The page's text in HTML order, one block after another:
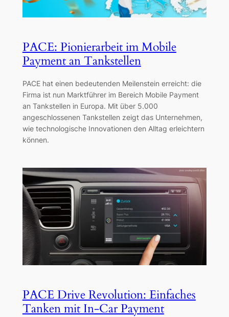
PACE: Pionierarbeit im Mobile
Payment an Tankstellen
PACE hat einen bedeutenden Meilenstein erreicht: die
Firma ist nun Marktführer im Bereich Mobile Payment
an Tankstellen in Europa. Mit über 5.000
angeschlossenen Tankstellen zeigt das Unternehmen,
wie technologische Innovationen den Alltag erleichtern
können.
PACE Drive Revolution: Einfaches
Tanken mit In-Car Payment